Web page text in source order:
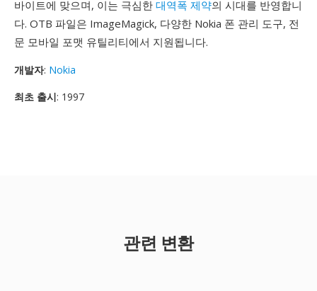
바이트에 맞으며, 이는 극심한 대역폭 제약의 시대를 반영합니
다. OTB 파일은 ImageMagick, 다양한 Nokia 폰 관리 도구, 전
문 모바일 포맷 유틸리티에서 지원됩니다.
개발자: Nokia
최초 출시: 1997
관련 변환